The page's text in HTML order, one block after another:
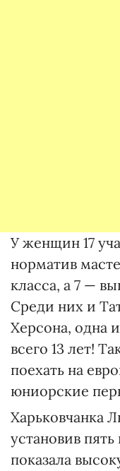
У женщин 17
норматив
класса, а 7 —
Среди них и
Херсона, одна
всего 13 лет!
поехать на
юниорские
Харьковчанка
установив
показала